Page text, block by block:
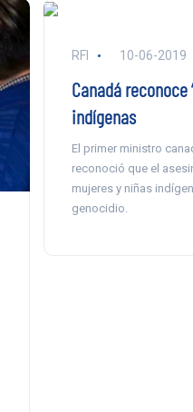
RFI 10-06-2019
Canadá reconoce
indígenas
El primer ministro
reconoció que el
mujeres y niñas
genocidio.